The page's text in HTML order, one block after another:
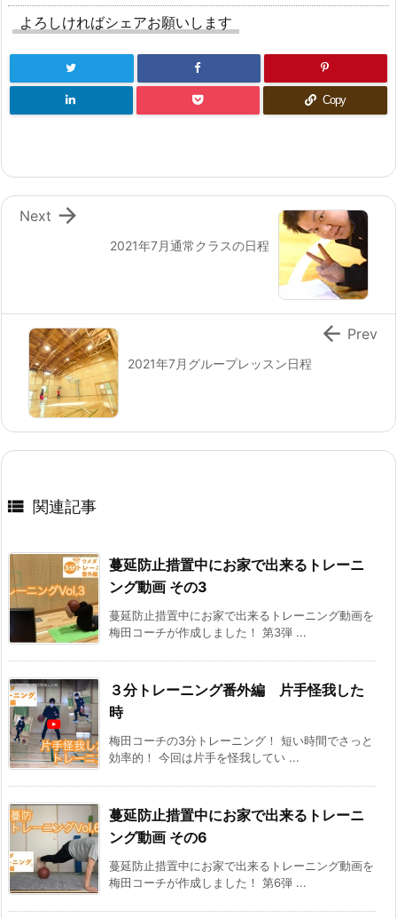
よろしければシェアお願いします
Copy
2021年7月通常クラスの日程

Next
2021年7月グループレッスン日程
 Prev
 関連記事
蔓延防止措置中にお家で出来るトレーニ
ング動画 その3
蔓延防止措置中にお家で出来るトレーニング動画を
梅田コーチが作成しました！ 第3弾 ...
３分トレーニング番外編 片手怪我した
時
梅田コーチの3分トレーニング！ 短い時間でさっと
効率的！ 今回は片手を怪我してい ...
蔓延防止措置中にお家で出来るトレーニ
ング動画 その6
蔓延防止措置中にお家で出来るトレーニング動画を
梅田コーチが作成しました！ 第6弾 ...